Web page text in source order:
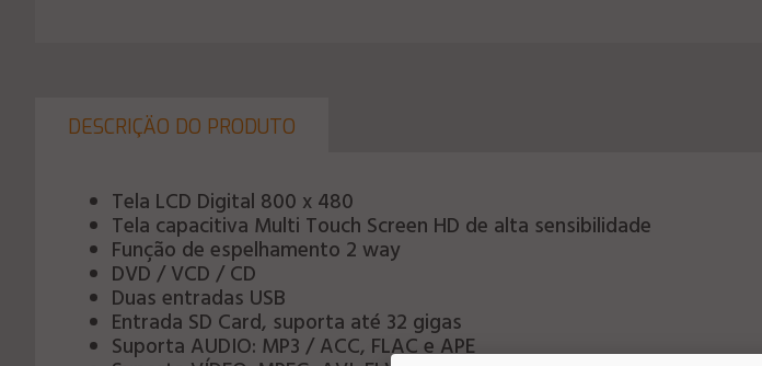
DESCRIÇÄO DO PRODUTO
Tela LCD Digital 800 x 480
Tela capacitiva Multi Touch Screen HD de alta sensibilidade
Função de espelhamento 2 way
DVD / VCD / CD
Duas entradas USB
Entrada SD Card, suporta até 32 gigas
Suporta AUDIO: MP3 / ACC, FLAC e APE